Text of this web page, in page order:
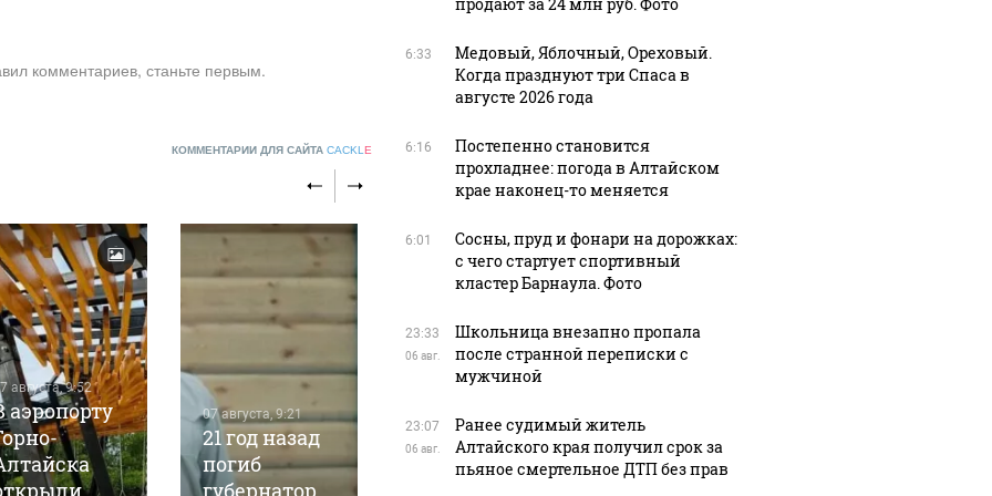
комментариев, станьте первым.
КОММЕНТАРИИ ДЛЯ САЙТА CACKL E
августа, 9:52
аэропорту
07 августа, 9:21
21 год назад
погиб
губернатор
07 августа, 9:06
километров
нового
поиске:
поздравления
6:33
Медовый, Яблочный, Ореховый.
Когда празднуют три Спаса в
августе 2026 года
6:16
Постепенно становится
прохладнее: погода в Алтайском
крае наконец-то меняется
6:01
Сосны, пруд и фонари на дорожках:
с чего стартует спортивный
кластер Барнаула. Фото
23:33
06 авг.
Школьница внезапно пропала
после странной переписки с
мужчиной
23:07
06 авг.
Ранее судимый житель
Алтайского края получил срок за
пьяное смертельное ДТП без прав